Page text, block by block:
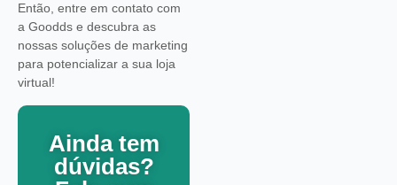
Então, entre em contato com
a Goodds e descubra as
nossas soluções de marketing
para potencializar a sua loja
virtual!
Ainda tem
dúvidas?